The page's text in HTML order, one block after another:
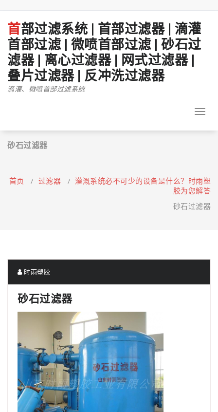
首部过滤系统 | 首部过滤器 | 滴灌
首部过滤 | 微喷首部过滤 | 砂石过
滤器 | 离心过滤器 | 网式过滤器 |
叠片过滤器 | 反冲洗过滤器
滴灌、微喷首部过滤系统
砂石过滤器
首页 / 过滤器 / 灌溉系统必不可少的设备是什么？时雨塑
胶为您解答
砂石过滤器
时雨塑胶
砂石过滤器